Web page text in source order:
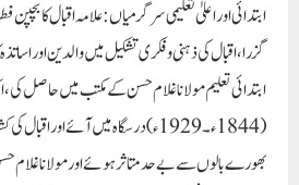
ابتدائی اور اعلیٰ تعلیمی سرگرمیاں :علامہ اقبال کا
گزرا ، اقبال کی ذہنی و فکری تشکیل میں والدین اور
ابتدائی تعلیم مولانا غلام حسن کے مکتب میں حاصل کی
( 1844ء ۔ 1929ء ) درسگاہ میں آئے اور
بھورے بالوں سے بے حد متاثر ہوئے اور مولانا غلام